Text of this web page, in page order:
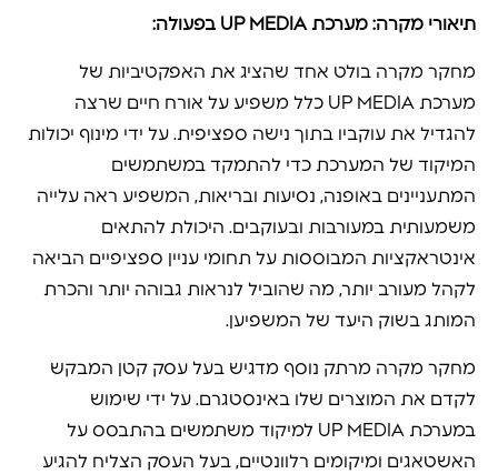
תיאורי מקרה: מערכת UP MEDIA בפעולה:
מחקר מקרה בולט אחד שהציג את האפקטיביות של
מערכת UP MEDIA כלל משפיע על אורח חיים שרצה
להגדיל את עוקביו בתוך נישה ספציפית. על ידי מינוף יכולות
המיקוד של המערכת כדי להתמקד במשתמשים
המתעניינים באופנה, נסיעות ובריאות, המשפיע ראה עלייה
משמעותית במעורבות ובעוקבים. היכולת להתאים
אינטראקציות המבוססות על תחומי עניין ספציפיים הביאה
לקהל מעורב יותר, מה שהוביל לנראות גבוהה יותר והכרת
המותג בשוק היעד של המשפיען.
מחקר מקרה מרתק נוסף מדגיש בעל עסק קטן המבקש
לקדם את המוצרים שלו באינסטגרם. על ידי שימוש
במערכת UP MEDIA למיקוד משתמשים בהתבסס על
האשטאגים ומיקומים רלוונטיים, בעל העסק הצליח להגיע